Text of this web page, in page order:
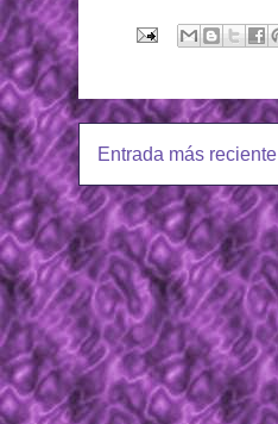
Entrada más reciente